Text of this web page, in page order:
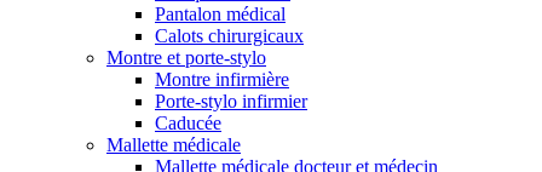
Pantalon médical
Calots chirurgicaux
Montre et porte-stylo
Montre infirmière
Porte-stylo infirmier
Caducée
Mallette médicale
Mallette médicale docteur et médecin